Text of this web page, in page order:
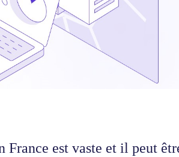
France est vaste et il peut